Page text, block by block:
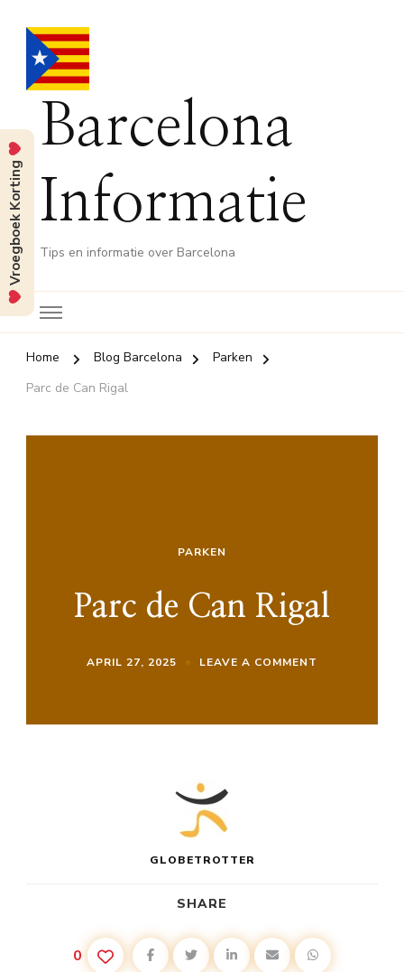
Barcelona
Informatie
Tips en informatie over Barcelona
Home Blog Barcelona
Parken
Parc de Can Rigal
PARKEN
Parc de Can Rigal
APRIL 27, 2025 LEAVE A COMMENT
RIGAL
GLOBETROTTER
SHARE
0
Vroegboek Korting